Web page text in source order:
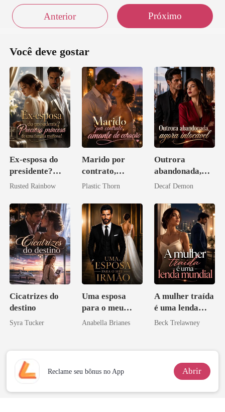
Anterior Próximo
Você deve gostar
Ex-esposa do
presidente?
Preciosa
família
mafiosa!
Rusted Rainbow
Marido por
contrato,
amante de
Plastic Thorn
Outrora
abandonada,
agora intocável
Decaf Demon
Cicatrizes do
destino
Syra Tucker
Uma esposa
para o meu
irmão
Anabella Brianes
A mulher traída
é uma lenda
mundial
Beck Trelawney
Reclame seu bônus no App Abrir